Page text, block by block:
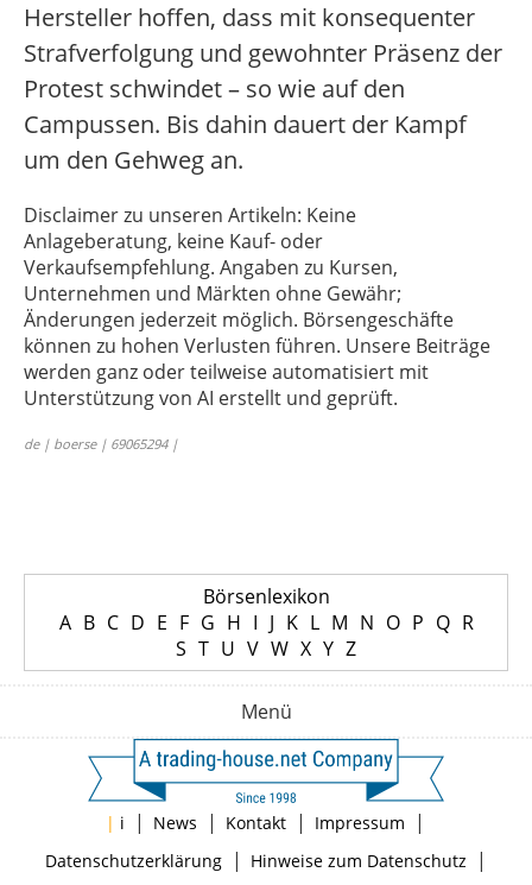
Hersteller hoffen, dass mit konsequenter
Strafverfolgung und gewohnter Präsenz der
Protest schwindet – so wie auf den
Campussen. Bis dahin dauert der Kampf
um den Gehweg an.
Disclaimer zu unseren Artikeln: Keine
Anlageberatung, keine Kauf- oder
Verkaufsempfehlung. Angaben zu Kursen,
Unternehmen und Märkten ohne Gewähr;
Änderungen jederzeit möglich. Börsengeschäfte
können zu hohen Verlusten führen. Unsere Beiträge
werden ganz oder teilweise automatisiert mit
Unterstützung von AI erstellt und geprüft.
de | boerse | 69065294 |
Börsenlexikon
A B C D E F G H I J K L M N O P Q R
S T U V W X Y Z
Menü
| i | News | Kontakt | Impressum |
Datenschutzerklärung| Hinweise zum Datenschutz |